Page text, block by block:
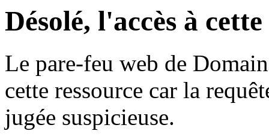
Désolé, l'accès à
Le pare-feu web de
cette ressource car la
jugée suspicieuse.